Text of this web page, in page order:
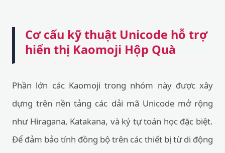
Cơ cấu kỹ thuật Unicode hỗ trợ
hiển thị Kaomoji Hộp Quà
Phần lớn các Kaomoji trong nhóm này được xây
dựng trên nền tảng các dải mã Unicode mở rộng
như Hiragana, Katakana, và ký tự toán học đặc biệt.
Để đảm bảo tính đồng bộ trên các thiết bị từ di động